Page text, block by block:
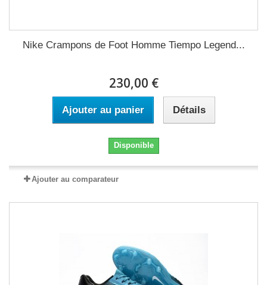
Nike Crampons de Foot Homme Tiempo Legend...
230,00 €
Ajouter au panier Détails
Disponible
Ajouter au comparateur